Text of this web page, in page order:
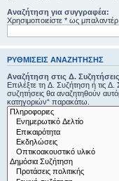
Αναζήτηση για συγγραφέα:
Χρησιμοποιείστε * ως μπαλαντέρ
ΡΥΘΜΊΣΕΙΣ ΑΝΑΖΉΤΗΣΗΣ
Αναζήτηση στις Δ.
Επιλέξτε τη Δ. Συζήτηση ή τις Δ.
συζητήσεις θα αναζητηθούν
κατηγοριών“ παρακάτω.